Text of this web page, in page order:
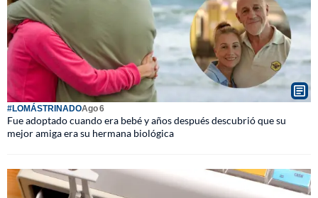
#LOMÁSTRINADOAgo 6
Fue adoptado cuando era bebé y años después descubrió que su
mejor amiga era su hermana biológica